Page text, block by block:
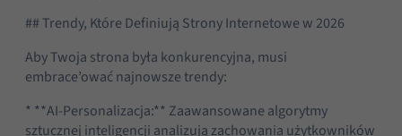
## Trendy, Które Definiują Strony Internetowe w 2026
Aby Twoja strona była konkurencyjna, musi
embrace’ować najnowsze trendy:
* **AI-Personalizacja:** Zaawansowane algorytmy
sztucznej inteligencji analizują zachowania użytkowników